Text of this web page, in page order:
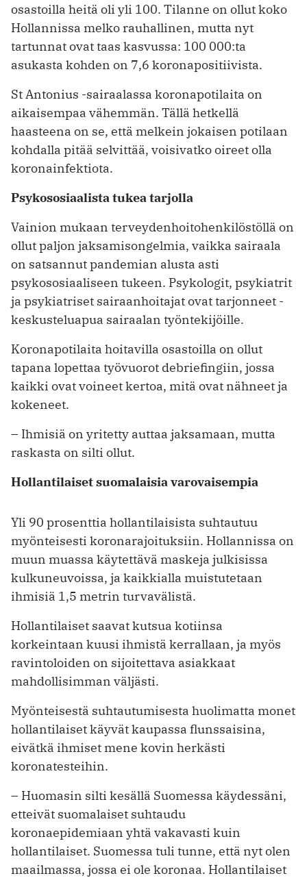
osastoilla heitä oli yli 100. Tilanne on ollut koko
Hollannissa melko rauhallinen, mutta nyt
tartunnat ovat taas kasvussa: 100 000:ta
asukasta kohden on 7,6 koronapositiivista.
St Antonius -sairaalassa koronapotilaita on
aikaisempaa vähemmän. Tällä hetkellä
haasteena on se, että melkein jokaisen potilaan
kohdalla pitää sel­vittää, voisivatko oireet olla
koronainfektiota.
Psykososiaalista tukea tarjolla
Vainion mukaan terveydenhoitohenkilöstöllä on
ollut paljon jaksamisongelmia, vaikka sairaala
on satsannut pandemian alusta asti
psykososiaaliseen ­tukeen. Psykologit, psykiatrit
ja psykiatriset sairaanhoitajat ovat tarjonneet ­
keskusteluapua sairaalan työntekijöille.
Koronapotilaita hoitavilla osastoilla on ollut
tapana lopettaa työvuorot debriefingiin, jossa
kaikki ovat voineet kertoa, mitä ovat nähneet ja
kokeneet.
– Ihmisiä on yritetty auttaa jaksamaan, mutta
raskasta on silti ollut.
Hollantilaiset suomalaisia varovaisempia
Yli 90 prosenttia hollantilaisista suhtautuu
myönteisesti koronarajoituksiin. Hollannissa on
muun muassa käytettävä maskeja julkisissa
kulkuneuvoissa, ja kaikkialla muistutetaan
ihmisiä 1,5 metrin turvavälistä.
Hollantilaiset saavat kutsua kotiinsa
korkeintaan kuusi ihmistä kerrallaan, ja myös
ravintoloiden on sijoitettava asiakkaat
mahdollisimman väljästi.
Myönteisestä suhtautumisesta huolimatta monet
hollantilaiset käyvät kaupassa flunssaisina,
eivätkä ihmiset mene kovin herkästi
koronatesteihin.
– Huomasin silti kesällä Suomessa käydessäni,
etteivät suomalaiset suhtaudu
koronaepidemiaan yhtä vakavasti kuin
hollantilaiset. Suomessa tuli tunne, että nyt olen
maailmassa, jossa ei ole koronaa. Hollantilaiset